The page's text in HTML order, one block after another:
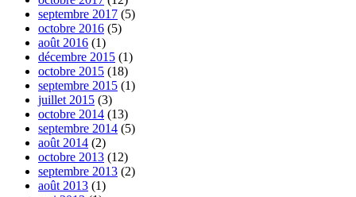
septembre 2017 (5)
octobre 2016 (5)
août 2016 (1)
décembre 2015 (1)
octobre 2015 (18)
septembre 2015 (1)
juillet 2015 (3)
octobre 2014 (13)
septembre 2014 (5)
août 2014 (2)
octobre 2013 (12)
septembre 2013 (2)
août 2013 (1)